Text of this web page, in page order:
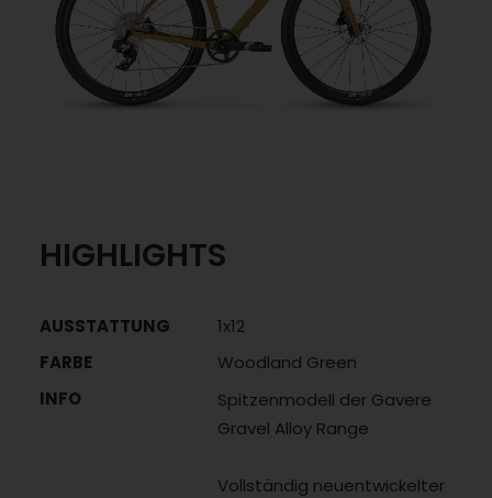
HIGHLIGHTS
AUSSTATTUNG
1x12
FARBE
Woodland Green
INFO
Spitzenmodell der Gavere
Gravel Alloy Range
Vollständig neuentwickelter